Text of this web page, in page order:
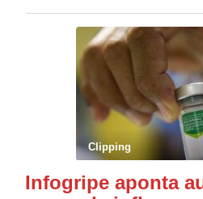
setembro. Desde a liberação, há
da Saúde sobre a incorporação
imunização. Em nota, nesta
informou que solicitará à
Incorporação de Tecnologias no
de possível ampliação do uso da
faixa etária. Até que seja
vacinação estará restrita ao
Diferenças A vacina para
utilizadas para as faixas etárias
Clipping
Infogripe aponta